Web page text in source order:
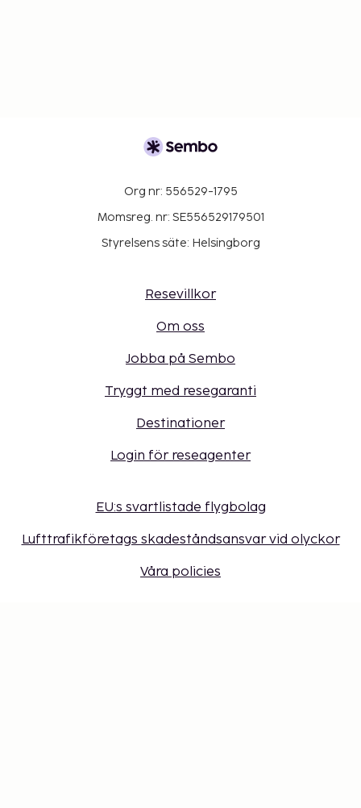
Org nr: 556529-1795
Momsreg. nr: SE556529179501
Styrelsens säte: Helsingborg
Resevillkor
Om oss
Jobba på Sembo
Tryggt med resegaranti
Destinationer
Login för reseagenter
EU:s svartlistade flygbolag
Lufttrafikföretags skadeståndsansvar vid olyckor
Våra policies